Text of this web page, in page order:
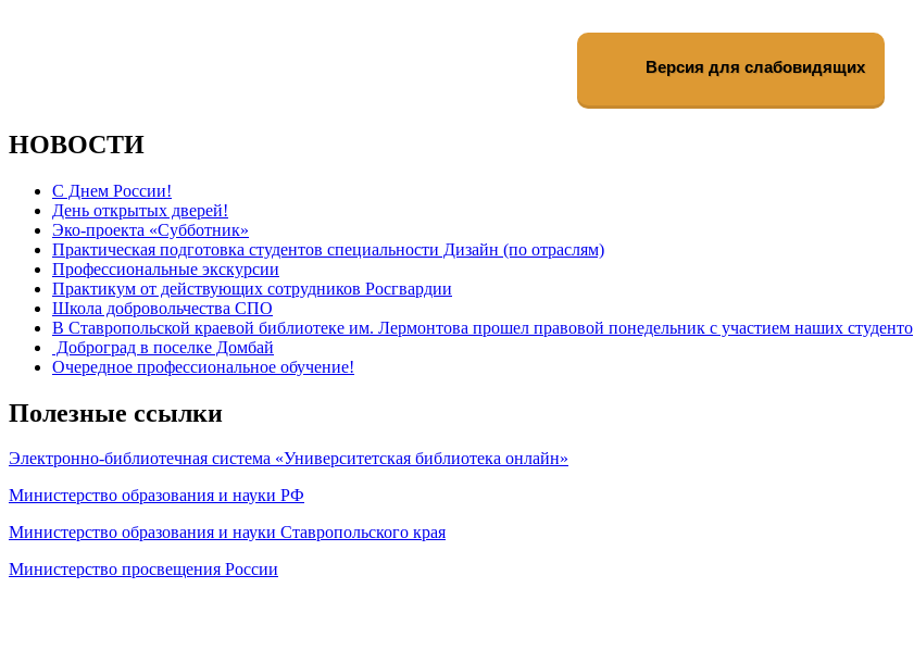
Версия для слабовидящих
НОВОСТИ
С Днем России!
День открытых дверей!
Эко-проекта «Субботник»
Практическая подготовка студентов специальности Дизайн (по отраслям)
Профессиональные экскурсии
Практикум от действующих сотрудников Росгвардии
Школа добровольчества СПО
В Ставропольской краевой библиотеке им. Лермонтова прошел правовой понедельник с участием наших студенто
Доброград в поселке Домбай
Очередное профессиональное обучение!
Полезные ссылки
Электронно-библиотечная система «Университетская библиотека онлайн»
Министерство образования и науки РФ
Министерство образования и науки Ставропольского края
Министерство просвещения России